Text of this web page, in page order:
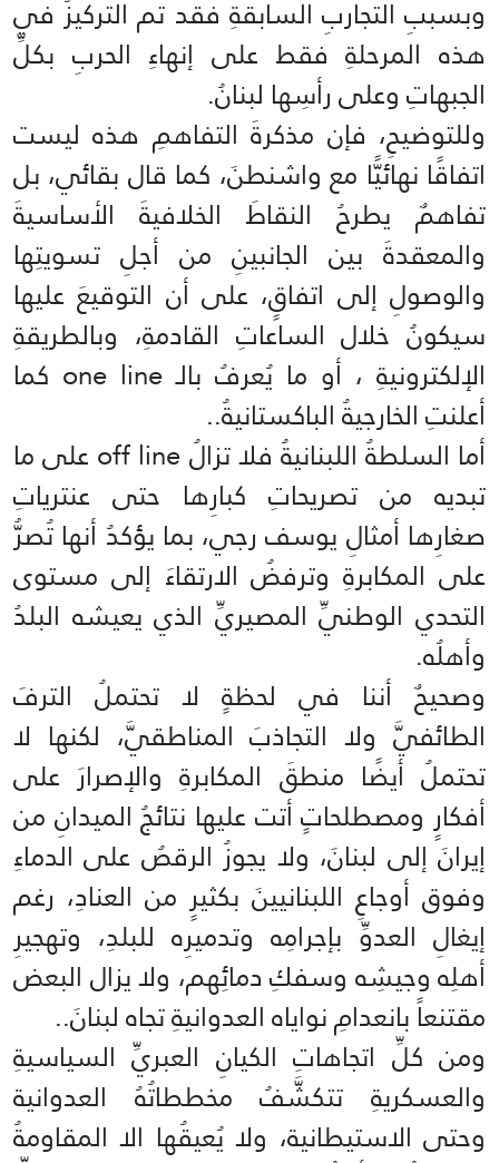
وبسببِ التجاربِ السابقةِ فقد تم التركيزُ في
هذه المرحلةِ فقط على إنهاءِ الحربِ بكلِّ
الجبهاتِ وعلى رأسِها لبنانُ.
وللتوضيحِ، فإن مذكرةَ التفاهمِ هذه ليست
اتفاقًا نهائيًّا مع واشنطنَ، كما قال بقائي، بل
تفاهمٌ يطرحُ النقاطَ الخلافيةَ الأساسيةَ
والمعقدةَ بين الجانبينِ من أجلِ تسويتِها
والوصولِ إلى اتفاقٍ، على أن التوقيعَ عليها
سيكونُ خلال الساعاتِ القادمةِ، وبالطريقةِ
الإلكترونيةِ ، أو ما يُعرفُ بالـ one line كما
أعلنتِ الخارجيةُ الباكستانيةُ..
أما السلطةُ اللبنانيةُ فلا تزالُ off line على ما
تبديه من تصريحاتِ كبارِها حتى عنترياتِ
صغارِها أمثالِ يوسف رجي، بما يؤكدُ أنها تُصرُّ
على المكابرةِ وترفضُ الارتقاءَ إلى مستوى
التحدي الوطنيِّ المصيريِّ الذي يعيشه البلدُ
وأهلُه.
وصحيحٌ أننا في لحظةٍ لا تحتملُ الترفَ
الطائفيَّ ولا التجاذبَ المناطقيَّ، لكنها لا
تحتملُ أيضًا منطقَ المكابرةِ والإصرارَ على
أفكارٍ ومصطلحاتٍ أتت عليها نتائجُ الميدانِ من
إيرانَ إلى لبنانَ، ولا يجوزُ الرقصُ على الدماءِ
وفوق أوجاعِ اللبنانيينَ بكثيرٍ من العنادِ، رغم
إيغالِ العدوِّ بإجرامِه وتدميرِه للبلدِ، وتهجيرِ
أهلِه وجيشِه وسفكِ دمائِهم، ولا يزال البعض
مقتنعاً بانعدامِ نواياه العدوانيةِ تجاه لبنانَ..
ومن كلِّ اتجاهاتِ الكيانِ العبريِّ السياسيةِ
والعسكريةِ تتكشَّفُ مخططاتُهُ العدوانية
وحتى الاستيطانية، ولا يُعيقُها الا المقاومةُ